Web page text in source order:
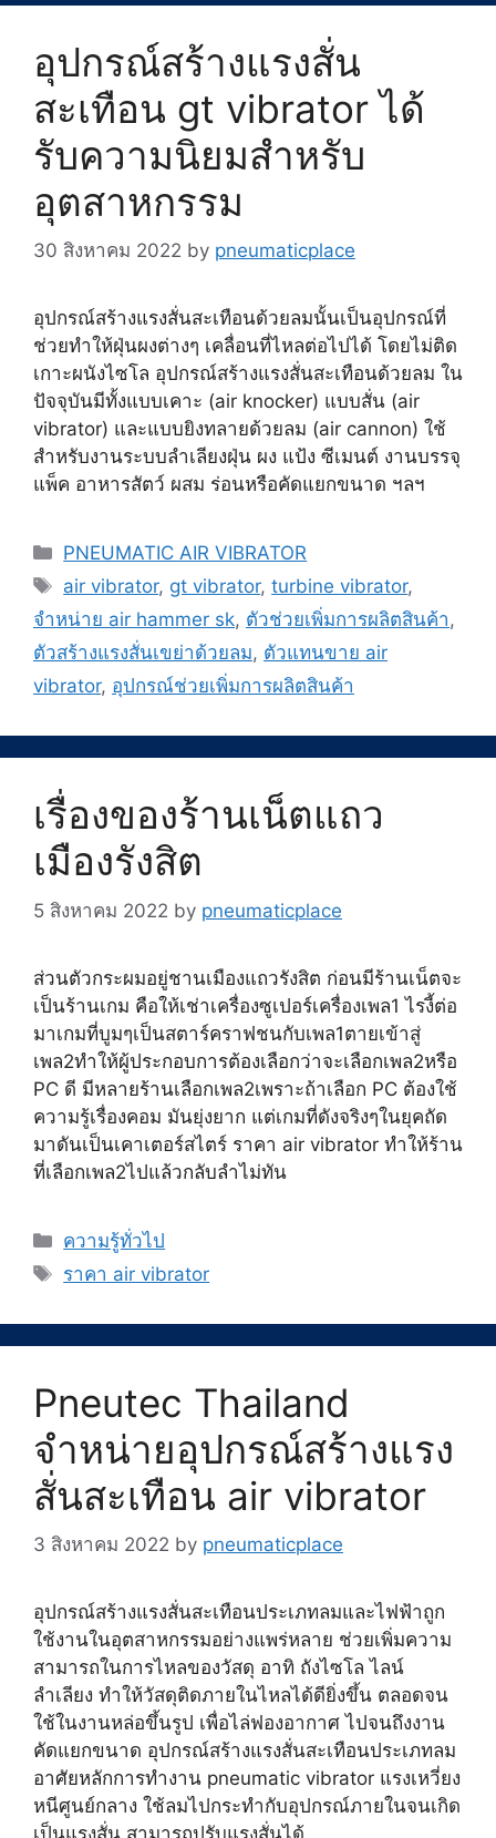
อุปกรณ์สร้างแรงสั่น
สะเทือน gt vibrator ได้
รับความนิยมสำหรับ
อุตสาหกรรม
30 สิงหาคม 2022 by pneumaticplace
อุปกรณ์สร้างแรงสั่นสะเทือนด้วยลมนั้นเป็นอุปกรณ์ที่
ช่วยทำให้ฝุ่นผงต่างๆ เคลื่อนที่ไหลต่อไปได้ โดยไม่ติด
เกาะผนังไซโล อุปกรณ์สร้างแรงสั่นสะเทือนด้วยลม ใน
ปัจจุบันมีทั้งแบบเคาะ (air knocker) แบบสั่น (air
vibrator) และแบบยิงทลายด้วยลม (air cannon) ใช้
สำหรับงานระบบลำเลียงฝุ่น ผง แป้ง ซีเมนต์ งานบรรจุ
แพ็ค อาหารสัตว์ ผสม ร่อนหรือคัดแยกขนาด ฯลฯ
Categories
PNEUMATIC AIR VIBRATOR
Tags
air vibrator, gt vibrator,turbine vibrator,
จำหน่าย air hammer sk, ตัวช่วยเพิ่มการผลิตสินค้า,
ตัวสร้างแรงสั่นเขย่าด้วยลม, ตัวแทนขาย air
vibrator, อุปกรณ์ช่วยเพิ่มการผลิตสินค้า
เรื่องของร้านเน็ตแถว
เมืองรังสิต
5 สิงหาคม 2022 by pneumaticplace
ส่วนตัวกระผมอยู่ชานเมืองแถวรังสิต ก่อนมีร้านเน็ตจะ
เป็นร้านเกม คือให้เช่าเครื่องซูเปอร์เครื่องเพล1 ไรงี้ต่อ
มาเกมที่บูมๆเป็นสตาร์คราฟชนกับเพล1ตายเข้าสู่
เพล2ทำให้ผู้ประกอบการต้องเลือกว่าจะเลือกเพล2หรือ
PC ดี มีหลายร้านเลือกเพล2เพราะถ้าเลือก PC ต้องใช้
ความรู้เรื่องคอม มันยุ่งยาก แต่เกมที่ดังจริงๆในยุคถัด
มาดันเป็นเคาเตอร์สไตร์ ราคา air vibrator ทำให้ร้าน
ที่เลือกเพล2ไปแล้วกลับลำไม่ทัน
Categories
ความรู้ทั่วไป
Tags
ราคา air vibrator
Pneutec Thailand
จำหน่ายอุปกรณ์สร้างแรง
สั่นสะเทือน air vibrator
3 สิงหาคม 2022 by pneumaticplace
อุปกรณ์สร้างแรงสั่นสะเทือนประเภทลมและไฟฟ้าถูก
ใช้งานในอุตสาหกรรมอย่างแพร่หลาย ช่วยเพิ่มความ
สามารถในการไหลของวัสดุ อาทิ ถังไซโล ไลน์
ลำเลียง ทำให้วัสดุติดภายในไหลได้ดียิ่งขึ้น ตลอดจน
ใช้ในงานหล่อขึ้นรูป เพื่อไล่ฟองอากาศ ไปจนถึงงาน
คัดแยกขนาด อุปกรณ์สร้างแรงสั่นสะเทือนประเภทลม
อาศัยหลักการทำงาน pneumatic vibrator แรงเหวี่ยง
หนีศูนย์กลาง ใช้ลมไปกระทำกับอุปกรณ์ภายในจนเกิด
เป็นแรงสั่น สามารถปรับแรงสั่นได้